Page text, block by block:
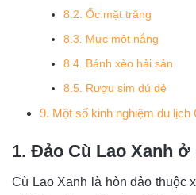
8.2. Ốc mặt trăng
8.3. Mực một nắng
8.4. Bánh xèo hải sản
8.5. Rượu sim dú dẻ
9. Một số kinh nghiệm du lịch
1. Đảo Cù Lao Xanh ở
Cù Lao Xanh là hòn đảo thuộc